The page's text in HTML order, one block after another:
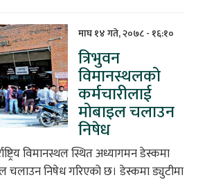
माघ १४ गते, २०७८ - १६:१०
त्रिभुवन
विमानस्थलको
कर्मचारीलाई
मोबाइल चलाउन
निषेध
विमानस्थल स्थित अध्यागमन डेस्कमा
चलाउन निषेध गरिएको छ। डेस्कमा ड्युटीमा